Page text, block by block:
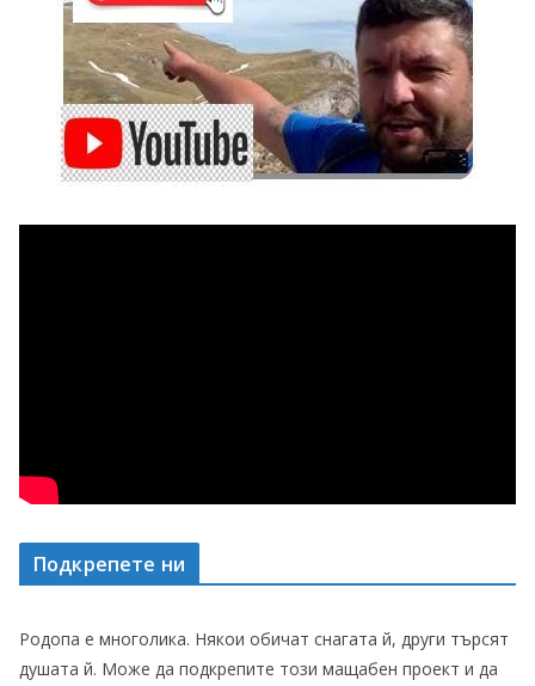
Подкрепете ни
Родопа е многолика. Някои обичат снагата й, други търсят
душата й. Може да подкрепите този мащабен проект и да